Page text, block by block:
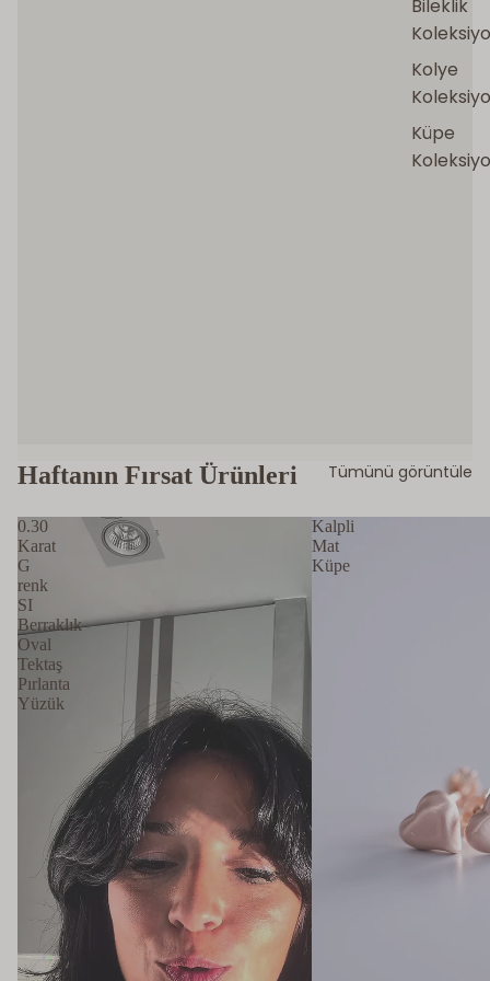
Bileklik
Kolye
Küpe
DVS DIAMONDS
Tamtur Yüzükler
KEŞFET
Haftanın Fırsat Ürünleri Tümünü görüntüle
0.30
Karat
G
renk
SI
Berraklık
Oval
Tektaş
Pırlanta
Yüzük
Kalpli
Mat
Küpe